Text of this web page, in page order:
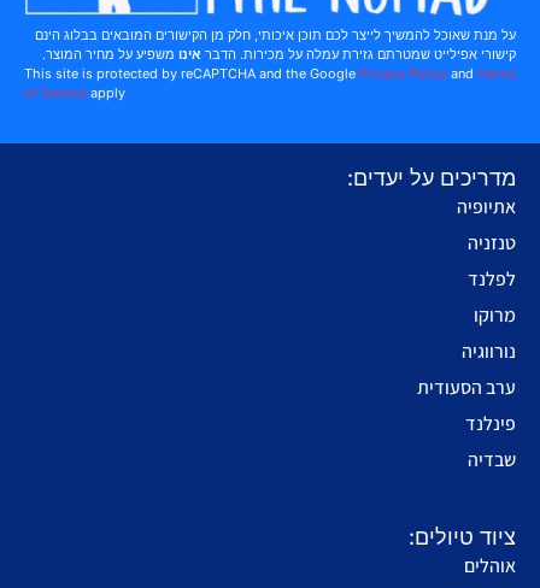
על מנת שאוכל להמשיך לייצר לכם תוכן איכותי, חלק מן הקישורים המובאים בבלוג הינם
קישורי אפילייט שמטרתם גזירת עמלה על מכירות. הדבר אינו משפיע על מחיר המוצר.
This site is protected by reCAPTCHA and the Google Privacy Policy and Terms
of Service apply
מדריכים על יעדים:
אתיופיה
טנזניה
לפלנד
מרוקו
נורווגיה
ערב הסעודית
פינלנד
שבדיה
ציוד טיולים:
אוהלים